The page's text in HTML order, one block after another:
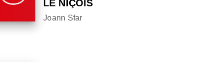
LE NIÇOIS
Joann Sfar